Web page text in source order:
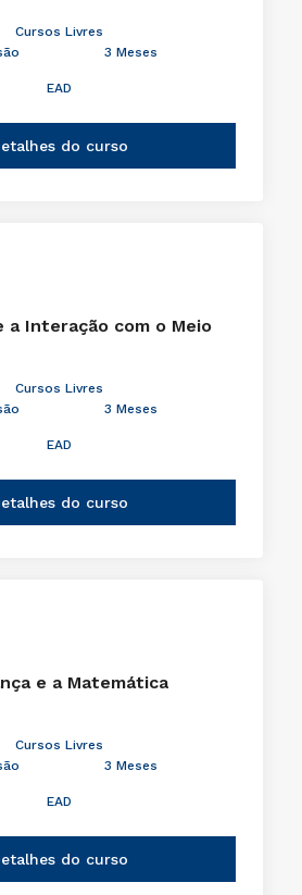
Cursos Livres
3 Meses
EAD
do curso
a Interação com o Meio
Cursos Livres
3 Meses
EAD
do curso
e a Matemática
Cursos Livres
3 Meses
EAD
do curso